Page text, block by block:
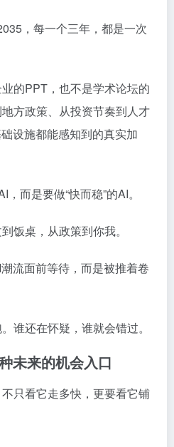
，每一个三年，都是一次
的PPT，也不是学术论坛的
方政策、从投资节奏到人才
设施都能感知到的真实加
而是要做“快而稳”的AI。
饭桌，从政策到你我。
流面前等待，而是被推着卷
谁还在怀疑，谁就会错过。
未来的机会入口
只看它走多快，更要看它铺